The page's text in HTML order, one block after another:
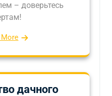
– доверьтесь
More
дачного